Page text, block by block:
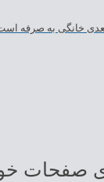
بعدی خانگی به صرفه
صفحات